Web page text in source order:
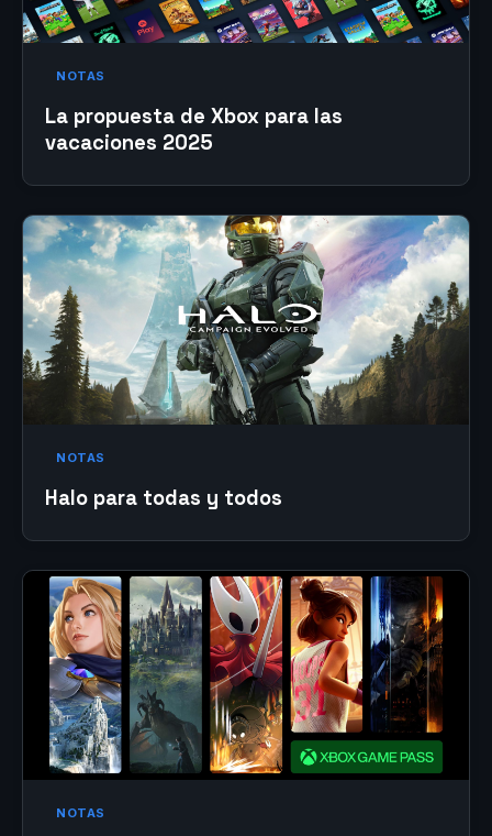
NOTAS
La propuesta de Xbox para las
vacaciones 2025
NOTAS
Halo para todas y todos
NOTAS